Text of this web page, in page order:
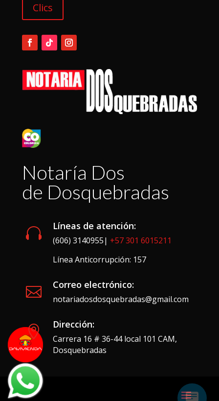
Clics
Notaría Dos
de Dosquebradas
 Líneas de atención:
(606) 3140955| +57 301 6015211
Línea Anticorrupción: 157
 Correo electrónico:
notariadosdosquebradas@gmail.com
 Dirección:
Carrera 16 # 36-44 local 101 CAM,
Dosquebradas